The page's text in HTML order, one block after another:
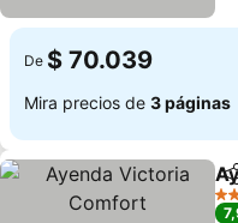
De $ 70.039
Mira precios de 3 páginas
3